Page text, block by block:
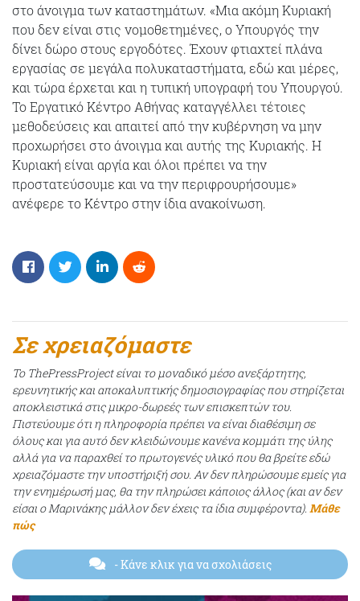
στο άνοιγμα των καταστημάτων. «Μια ακόμη Κυριακή
που δεν είναι στις νομοθετημένες, ο Υπουργός την
δίνει δώρο στους εργοδότες. Έχουν φτιαχτεί πλάνα
εργασίας σε μεγάλα πολυκαταστήματα, εδώ και μέρες,
και τώρα έρχεται και η τυπική υπογραφή του Υπουργού.
Το Εργατικό Κέντρο Αθήνας καταγγέλλει τέτοιες
μεθοδεύσεις και απαιτεί από την κυβέρνηση να μην
προχωρήσει στο άνοιγμα και αυτής της Κυριακής. Η
Κυριακή είναι αργία και όλοι πρέπει να την
προστατεύσουμε και να την περιφρουρήσουμε»
ανέφερε το Κέντρο στην ίδια ανακοίνωση.
Σε χρειαζόμαστε
Το ThePressProject είναι το μοναδικό μέσο ανεξάρτητης,
ερευνητικής και αποκαλυπτικής δημοσιογραφίας που στηρίζεται
αποκλειστικά στις μικρο-δωρεές των επισκεπτών του.
Πιστεύουμε ότι η πληροφορία πρέπει να είναι διαθέσιμη σε
όλους και για αυτό δεν κλειδώνουμε κανένα κομμάτι της ύλης
αλλά για να παραχθεί το πρωτογενές υλικό που θα βρείτε εδώ
χρειαζόμαστε την υποστήριξή σου. Αν δεν πληρώσουμε εμείς για
την ενημέρωσή μας, θα την πληρώσει κάποιος άλλος (και αν δεν
είσαι ο Μαρινάκης μάλλον δεν έχεις τα ίδια συμφέροντα). Μάθε
πώς
- Κάνε κλικ για να σχολιάσεις